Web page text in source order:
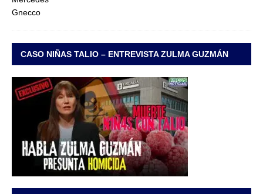
CASO NIÑAS TALIO – ENTREVISTA ZULMA GUZMÁN